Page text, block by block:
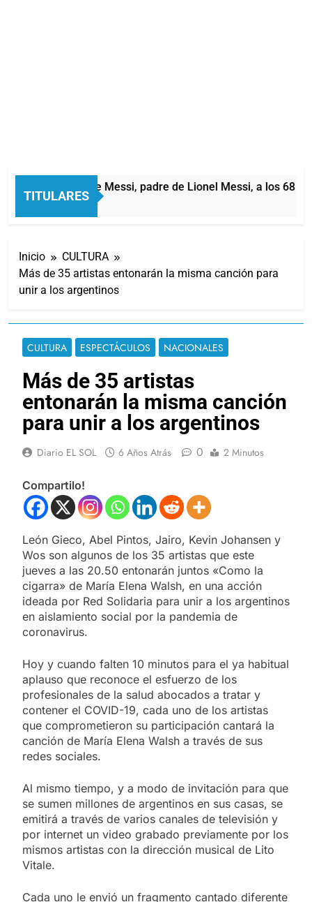
TITULARES
Murió Jorge Messi, padre de Lionel Messi, a los 68
4 Horas Atrás
Inicio
CULTURA
Más de 35 artistas entonarán la misma canción para
unir a los argentinos
CULTURA ESPECTÁCULOS NACIONALES
Más de 35 artistas
entonarán la misma canción
para unir a los argentinos
Diario EL SOL 6 Años Atrás 0 2 Minutos
Compartilo!
León Gieco, Abel Pintos, Jairo, Kevin Johansen y
Wos son algunos de los 35 artistas que este
jueves a las 20.50 entonarán juntos «Como la
cigarra» de María Elena Walsh, en una acción
ideada por Red Solidaria para unir a los argentinos
en aislamiento social por la pandemia de
coronavirus.
Hoy y cuando falten 10 minutos para el ya habitual
aplauso que reconoce el esfuerzo de los
profesionales de la salud abocados a tratar y
contener el COVID-19, cada uno de los artistas
que comprometieron su participación cantará la
canción de María Elena Walsh a través de sus
redes sociales.
Al mismo tiempo, y a modo de invitación para que
se sumen millones de argentinos en sus casas, se
emitirá a través de varios canales de televisión y
por internet un video grabado previamente por los
mismos artistas con la dirección musical de Lito
Vitale.
Cada uno le envió un fragmento cantado diferente